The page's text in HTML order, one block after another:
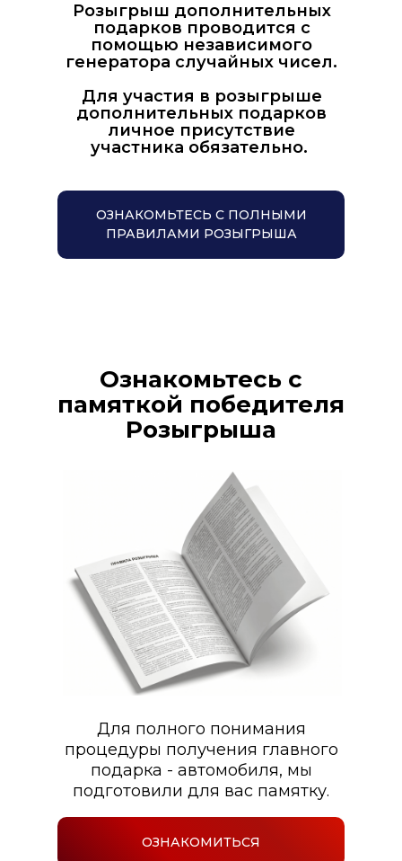
ОЗНАКОМЬТЕСЬ С ПОЛНЫМИ
ПРАВИЛАМИ РОЗЫГРЫША
Розыгрыш дополнительных
подарков проводится с
помощью независимого
генератора случайных чисел.
Для участия в розыгрыше
дополнительных подарков
личное присутствие
участника обязательно.
ОЗНАКОМИТЬСЯ
Ознакомьтесь с
памяткой победителя
Розыгрыша
Для полного понимания
процедуры получения главного
подарка - автомобиля, мы
подготовили для вас памятку.